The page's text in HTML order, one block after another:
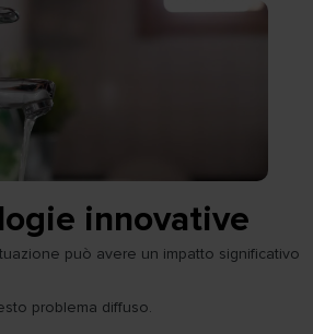
innovative
può avere un impatto significativo
problema diffuso.